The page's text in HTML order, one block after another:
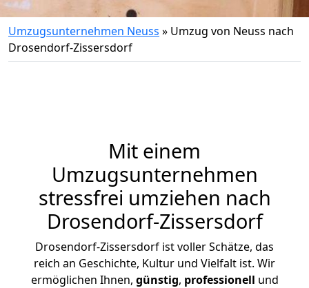
Umzugsunternehmen Neuss » Umzug von Neuss nach
Drosendorf-Zissersdorf
Mit einem
Umzugsunternehmen
stressfrei umziehen nach
Drosendorf-Zissersdorf
Drosendorf-Zissersdorf ist voller Schätze, das
reich an Geschichte, Kultur und Vielfalt ist. Wir
ermöglichen Ihnen, günstig, professionell und